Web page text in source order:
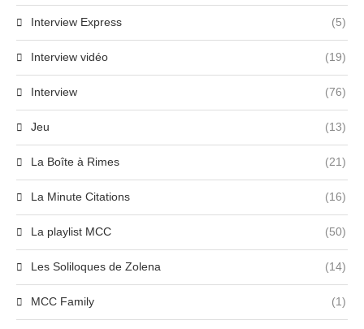
Interview Express (5)
Interview vidéo (19)
Interview (76)
Jeu (13)
La Boîte à Rimes (21)
La Minute Citations (16)
La playlist MCC (50)
Les Soliloques de Zolena (14)
MCC Family (1)